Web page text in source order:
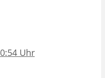
Uhr